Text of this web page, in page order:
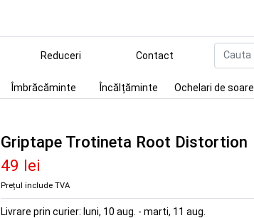
Reduceri Contact
Îmbrăcăminte Încălțăminte Ochelari de soare
Griptape Trotineta Root Distortion
49 lei
Prețul include TVA
Livrare prin curier: luni, 10 aug. - marti, 11 aug.